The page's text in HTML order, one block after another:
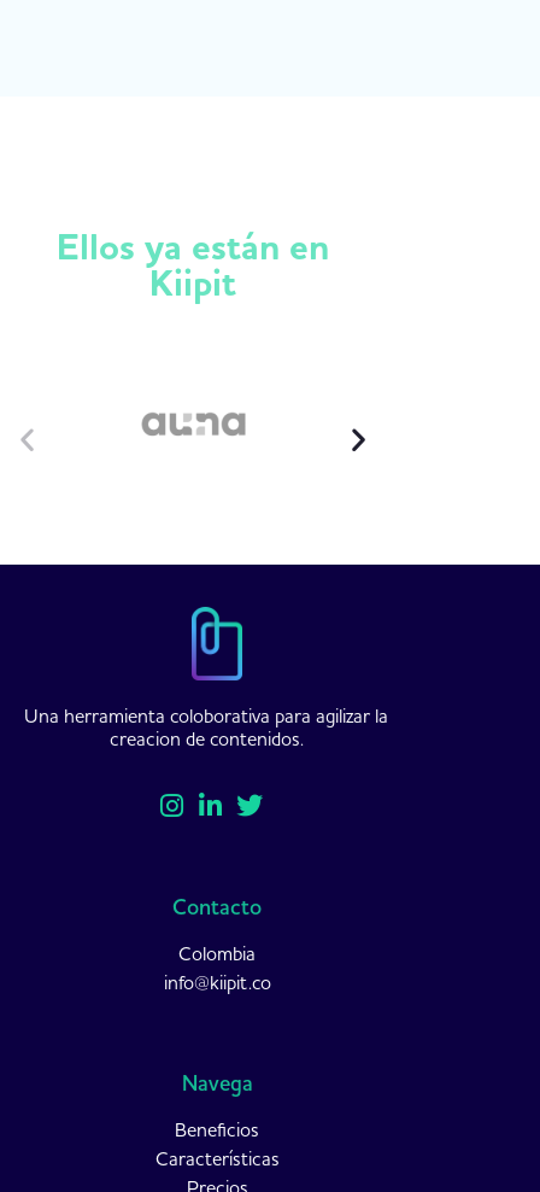
Ellos ya están en
Kiipit
Una herramienta coloborativa para agilizar la
creacion de contenidos.
Contacto
Colombia
info@kiipit.co
Navega
Beneficios
Características
Precios